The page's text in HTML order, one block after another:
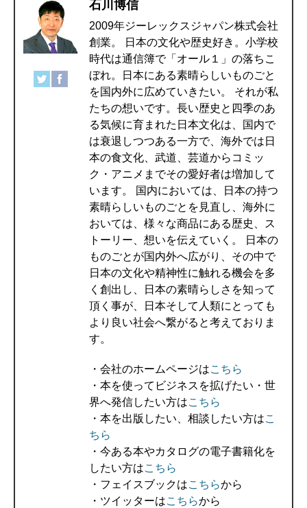
石川博信
2009年ジーレックスジャパン株式会社
創業。 日本の文化や歴史好き。小学校
時代は通信簿で「オール１」の落ちこ
ぼれ。日本にある素晴らしいものごと
を国内外に広めていきたい。 それが私
たちの想いです。長い歴史と四季のあ
る気候に育まれた日本文化は、国内で
は衰退しつつある一方で、海外では日
本の食文化、武道、芸道からコミッ
ク・アニメまでその愛好者は増加して
います。 国内においては、日本の持つ
素晴らしいものごとを見直し、海外に
おいては、様々な商品にある歴史、ス
トーリー、想いを伝えていく。 日本の
ものごとが国内外へ広がり、その中で
日本の文化や精神性に触れる機会を多
く創出し、日本の素晴らしさを知って
頂く事が、日本そして人類にとっても
より良い社会へ繋がると考えておりま
す。
・会社のホームページはこちら
・本を使ってビジネスを拡げたい・世
界へ発信したい方はこちら
・本を出版したい、相談したい方はこ
ちら
・今ある本やカタログの電子書籍化を
したい方はこちら
・フェイスブックはこちらから
・ツイッターはこちらから